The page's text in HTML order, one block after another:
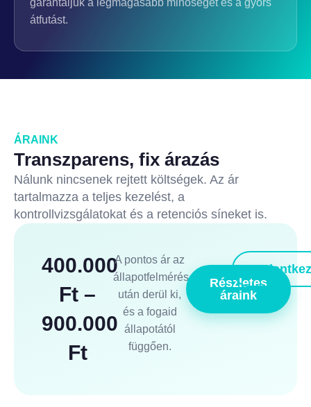
garantáljuk a legmagasabb minőséget és a gyors
átfutást.
ÁRAINK
Transzparens, fix árazás
Nálunk nincsenek rejtett költségek. Az ár
tartalmazza a teljes kezelést, a
kontrollvizsgálatokat és a retenciós síneket is.
400.000
Ft –
900.000
Ft
A pontos ár az
állapotfelmérés
után derül ki,
és a fogaid
állapotától
függően.
Részletes
áraink